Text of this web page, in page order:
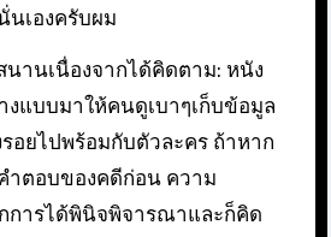
นเองครับผม
นานเนื่องจากได้คิดตาม: หนัง
งแบบมาให้คนดูเบาๆเก็บข้อมูล
รอยไปพร้อมกับตัวละคร ถ้าหาก
ำตอบของคดีก่อน ความ
การได้พินิจพิจารณาและก็คิด